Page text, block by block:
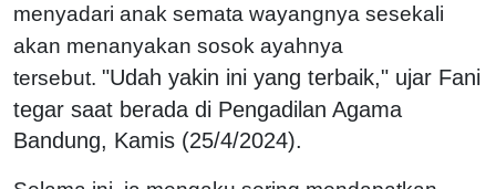
menyadari anak semata wayangnya sesekali
akan menanyakan sosok ayahnya
tersebut. "Udah yakin ini yang terbaik," ujar Fani
tegar saat berada di Pengadilan Agama
Bandung, Kamis (25/4/2024).